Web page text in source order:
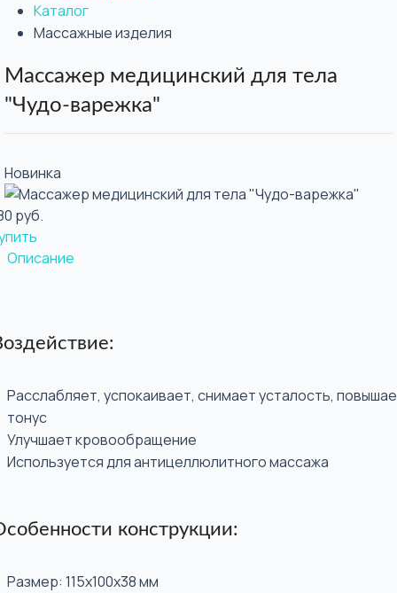
Каталог
Массажные изделия
Массажер медицинский для тела
"Чудо-варежка"
Новинка
руб.
Описание
Расслабляет, успокаивает, снимает усталость,
тонус
Улучшает кровообращение
Используется для антицеллюлитного массажа
конструкции:
Размер: 115х100х38 мм